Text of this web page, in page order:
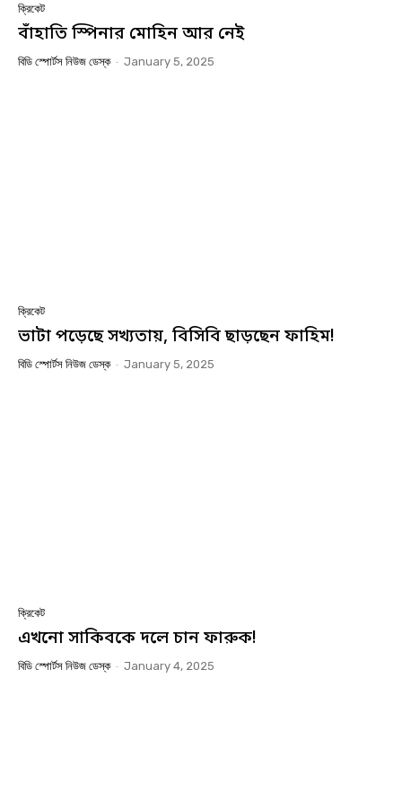
ক্রিকেট
বাঁহাতি স্পিনার মোহিন আর নেই
বিডি স্পোর্টস নিউজ ডেস্ক - January 5, 2025
ক্রিকেট
ভাটা পড়েছে সখ্যতায়, বিসিবি ছাড়ছেন ফাহিম!
বিডি স্পোর্টস নিউজ ডেস্ক - January 5, 2025
ক্রিকেট
এখনো সাকিবকে দলে চান ফারুক!
বিডি স্পোর্টস নিউজ ডেস্ক - January 4, 2025